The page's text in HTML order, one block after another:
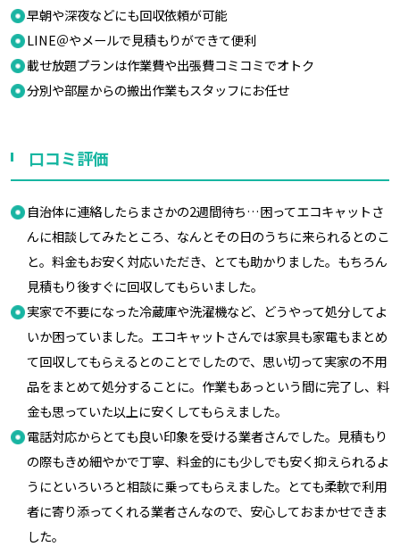
早朝や深夜などにも回収依頼が可能
LINE＠やメールで見積もりができて便利
載せ放題プランは作業費や出張費コミコミでオトク
分別や部屋からの搬出作業もスタッフにお任せ
口コミ評価
自治体に連絡したらまさかの2週間待ち…困ってエコキャットさ
んに相談してみたところ、なんとその日のうちに来られるとのこ
と。料金もお安く対応いただき、とても助かりました。もちろん
見積もり後すぐに回収してもらいました。
実家で不要になった冷蔵庫や洗濯機など、どうやって処分してよ
いか困っていました。エコキャットさんでは家具も家電もまとめ
て回収してもらえるとのことでしたので、思い切って実家の不用
品をまとめて処分することに。作業もあっという間に完了し、料
金も思っていた以上に安くしてもらえました。
電話対応からとても良い印象を受ける業者さんでした。見積もり
の際もきめ細やかで丁寧、料金的にも少しでも安く抑えられるよ
うにといろいろと相談に乗ってもらえました。とても柔軟で利用
者に寄り添ってくれる業者さんなので、安心しておまかせできま
した。